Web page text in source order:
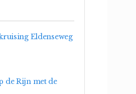
Eldenseweg
de Rijn met de